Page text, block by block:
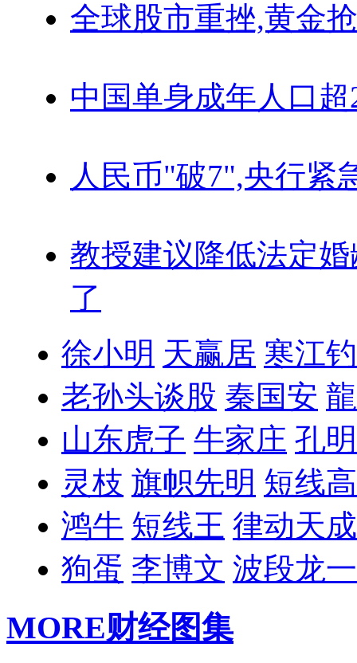
全球股市重挫,黄金
中国单身成年人口超
人民币"破7",央行紧
教授建议降低法定婚
了
徐小明 天赢居 寒江
老孙头谈股 秦国安
山东虎子 牛家庄 孔
灵枝 旗帜先明 短线
鸿牛 短线王 律动天成
狗蛋 李博文 波段龙一
MORE财经图集